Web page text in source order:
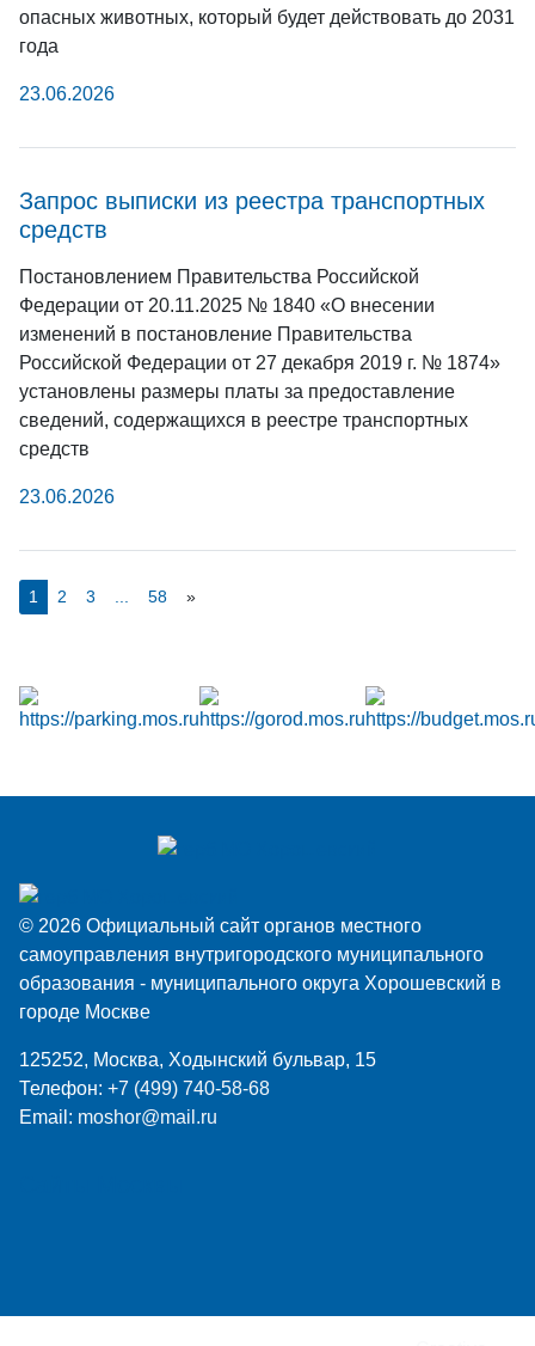
опасных животных, который будет действовать до 2031
года
23.06.2026
Запрос выписки из реестра транспортных
средств
Постановлением Правительства Российской
Федерации от 20.11.2025 № 1840 «О внесении
изменений в постановление Правительства
Российской Федерации от 27 декабря 2019 г. № 1874»
установлены размеры платы за предоставление
сведений, содержащихся в реестре транспортных
средств
23.06.2026
1 2 3 58 »
© 2026 Официальный сайт органов местного
самоуправления внутригородского муниципального
образования - муниципального округа Хорошевский в
городе Москве
125252, Москва, Ходынский бульвар, 15
Телефон: +7 (499) 740-58-68
Email: moshor@mail.ru